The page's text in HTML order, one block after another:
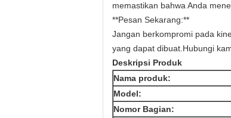
memastikan bahwa Anda
**Pesan Sekarang:**
Jangan berkompromi pada
yang dapat dibuat.Hubungi
Deskripsi Produk
Nama produk:
Model:
Nomor Bagian: